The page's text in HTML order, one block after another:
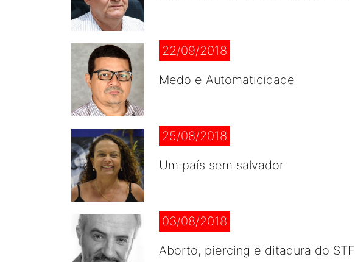
22/09/2018
Medo e Automaticidade
25/08/2018
Um país sem salvador
03/08/2018
Aborto, piercing e ditadura do STF